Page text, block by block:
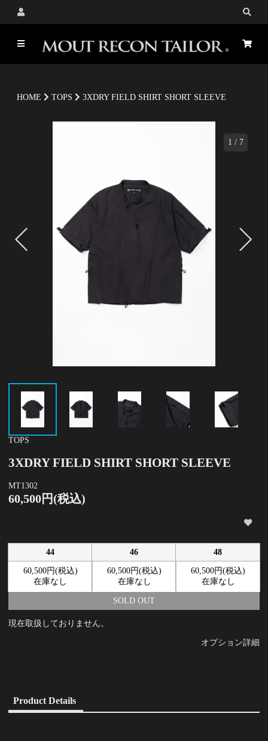
HOME TOPS 3XDRY FIELD SHIRT SHORT SLEEVE
1 / 7
TOPS
3XDRY FIELD SHIRT SHORT SLEEVE
MT1302
60,500円(税込)
44 46 48
60,500円(税込)
在庫なし
60,500円(税込)
在庫なし
60,500円(税込)
在庫なし
SOLD OUT
現在取扱しておりません。
オプション詳細
Product Details